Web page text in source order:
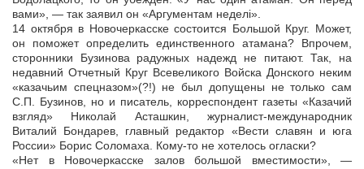
вами», — так заявил он «Аргументам неделi».
14 октября в Новочеркасске состоится Большой Круг. Может,
он поможет определить единственного атамана? Впрочем,
сторонники Бузинова радужных надежд не питают. Так, на
недавний Отчетный Круг Всевеликого Войска Донского неким
«казачьим спецназом»(?!) не был допущены не только сам
С.П. Бузинов, но и писатель, корреспондент газеты «Казачий
взгляд» Николай Асташкин, журналист-международник
Виталий Бондарев, главный редактор «Вести славян и юга
России» Борис Соломаха. Кому-то не хотелось огласки?
«Нет в Новочеркасске залов большой вместимости», —